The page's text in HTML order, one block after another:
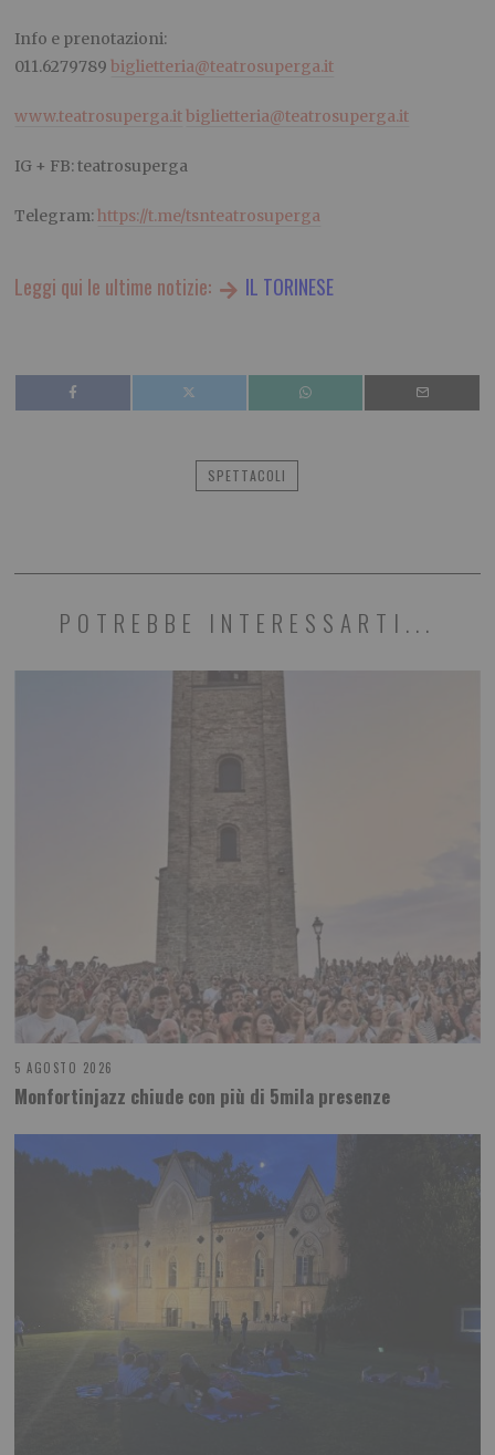
Info e prenotazioni:
011.6279789 biglietteria@teatrosuperga.it
www.teatrosuperga.it biglietteria@teatrosuperga.it
IG + FB: teatrosuperga
Telegram:https://t.me/tsnteatrosuperga
Leggi qui le ultime notizie: IL TORINESE
SPETTACOLI
POTREBBE INTERESSARTI...
5 AGOSTO 2026
Monfortinjazz chiude con più di 5mila presenze